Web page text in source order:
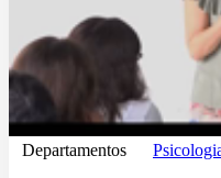
Departamentos